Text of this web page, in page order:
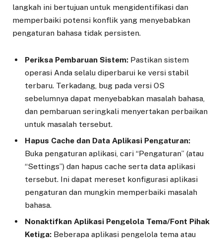
langkah ini bertujuan untuk mengidentifikasi dan
memperbaiki potensi konflik yang menyebabkan
pengaturan bahasa tidak persisten.
Periksa Pembaruan Sistem: Pastikan sistem
operasi Anda selalu diperbarui ke versi stabil
terbaru. Terkadang, bug pada versi OS
sebelumnya dapat menyebabkan masalah bahasa,
dan pembaruan seringkali menyertakan perbaikan
untuk masalah tersebut.
Hapus Cache dan Data Aplikasi Pengaturan:
Buka pengaturan aplikasi, cari “Pengaturan” (atau
“Settings”) dan hapus cache serta data aplikasi
tersebut. Ini dapat mereset konfigurasi aplikasi
pengaturan dan mungkin memperbaiki masalah
bahasa.
Nonaktifkan Aplikasi Pengelola Tema/Font Pihak
Ketiga: Beberapa aplikasi pengelola tema atau